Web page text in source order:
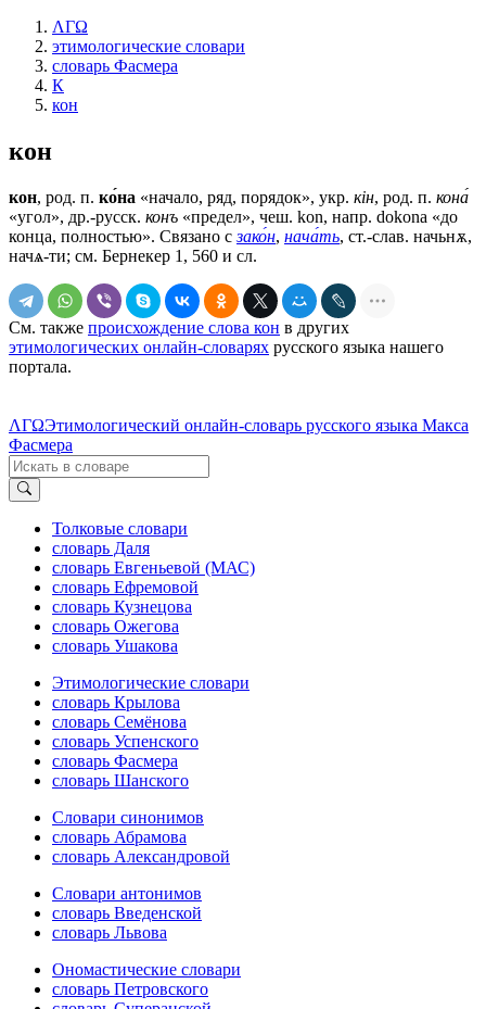
ΛΓΩ
этимологические словари
словарь Фасмера
К
кон
кон
кон, род. п. ко́на «начало, ряд, порядок», укр. кiн, род. п. кона́
«угол», др.-русск. конъ «предел», чеш. kon, напр. dokona «до
конца, полностью». Связано сзако́н, нача́ть, ст.-слав. начьнѫ,
начѧ-ти; см. Бернекер 1, 560 и сл.
См. также происхождение слова кон в других
этимологических онлайн-словарях русского языка нашего
портала.
ΛΓΩЭтимологический онлайн-словарь русского языка Макса
Фасмера
Толковые словари
словарь Даля
словарь Евгеньевой (МАС)
словарь Ефремовой
словарь Кузнецова
словарь Ожегова
словарь Ушакова
Этимологические словари
словарь Крылова
словарь Семёнова
словарь Успенского
словарь Фасмера
словарь Шанского
Словари синонимов
словарь Абрамова
словарь Александровой
Словари антонимов
словарь Введенской
словарь Львова
Ономастические словари
словарь Петровского